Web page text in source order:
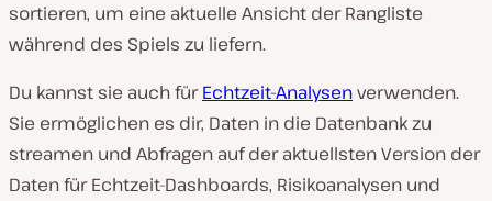
sortieren, um eine aktuelle Ansicht der Rangliste
während des Spiels zu liefern.
Du kannst sie auch fürEchtzeit-Analysenverwenden.
Sie ermöglichen es dir, Daten in die Datenbank zu
streamen und Abfragen auf der aktuellsten Version der
Daten für Echtzeit-Dashboards, Risikoanalysen und